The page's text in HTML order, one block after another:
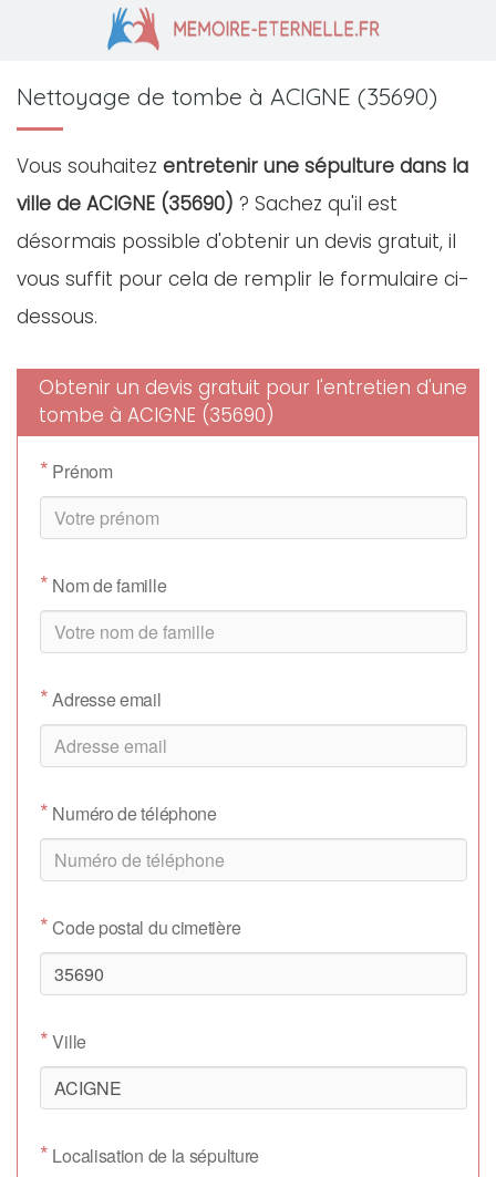
Nettoyage de tombe à ACIGNE (35690)
Vous souhaitez entretenir une sépulture dans la
ville de ACIGNE (35690) ? Sachez qu'il est
désormais possible d'obtenir un devis gratuit, il
vous suffit pour cela de remplir le formulaire ci-
dessous.
Obtenir un devis gratuit pour l'entretien d'une
tombe à ACIGNE (35690)
* Prénom
* Nom de famille
*Adresse email
* Numéro de téléphone
*Code postal du cimetière
*Ville
* Localisation de la sépulture